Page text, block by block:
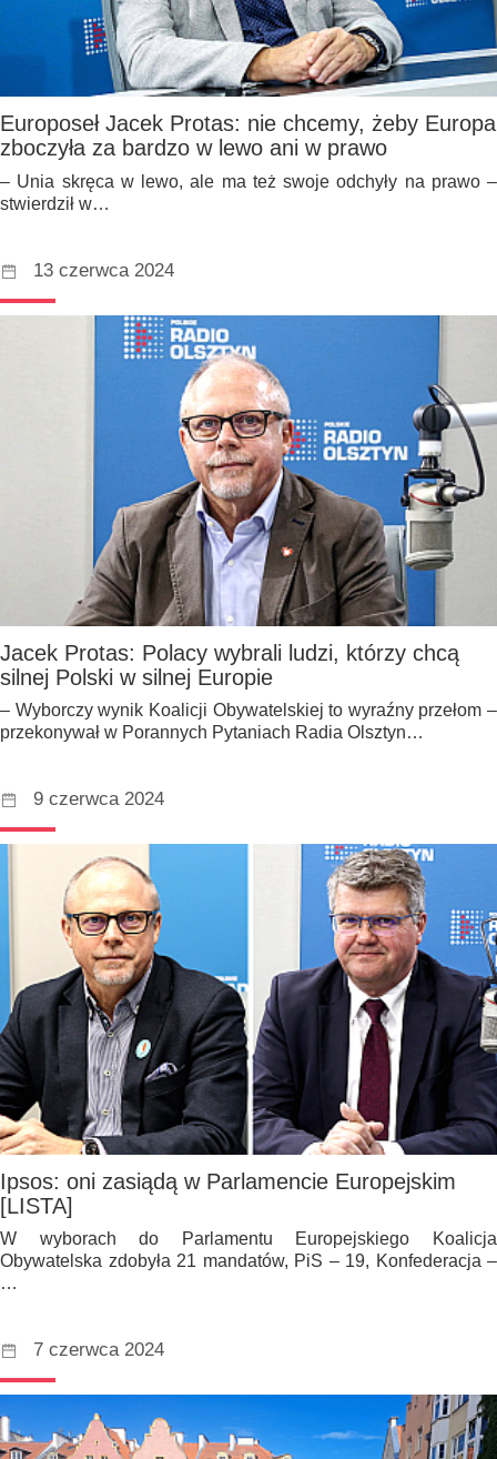
Europoseł Jacek Protas: nie chcemy, żeby Europa
zboczyła za bardzo w lewo ani w prawo
– Unia skręca w lewo, ale ma też swoje odchyły na prawo –
stwierdził w…
13 czerwca 2024
Jacek Protas: Polacy wybrali ludzi, którzy chcą
silnej Polski w silnej Europie
– Wyborczy wynik Koalicji Obywatelskiej to wyraźny przełom –
przekonywał w Porannych Pytaniach Radia Olsztyn…
9 czerwca 2024
Ipsos: oni zasiądą w Parlamencie Europejskim
[LISTA]
W wyborach do Parlamentu Europejskiego Koalicja
Obywatelska zdobyła 21 mandatów, PiS – 19, Konfederacja –
…
7 czerwca 2024